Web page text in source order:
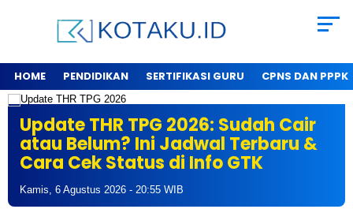
HOME PENDIDIKAN SERTIFIKASI GURU CPNS DAN PPPK
Update THR TPG 2026: Sudah Cair
atau Belum? Ini Jadwal Terbaru &
Cara Cek Status di Info GTK
Kamis, 6 Agustus 2026 - 20:55 WIB